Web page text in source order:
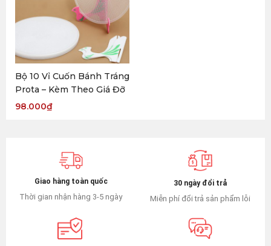
Bộ 10 Vỉ Cuốn Bánh Tráng
Prota – Kèm Theo Giá Đỡ
98.000₫
Giao hàng toàn quốc
Thời gian nhận hàng 3-5 ngày
30 ngày đổi trả
Miễn phí đổi trả sản phẩm lỗi